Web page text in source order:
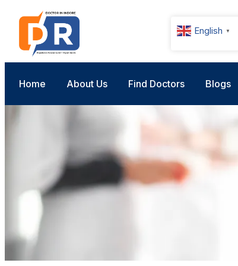
English ▼
Home About Us Find Doctors Blogs